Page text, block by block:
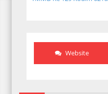
Website